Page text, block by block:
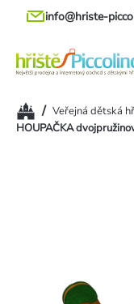
Přejít
info@hriste-
Domů/ Veřejná dětská
HOUPAČKA